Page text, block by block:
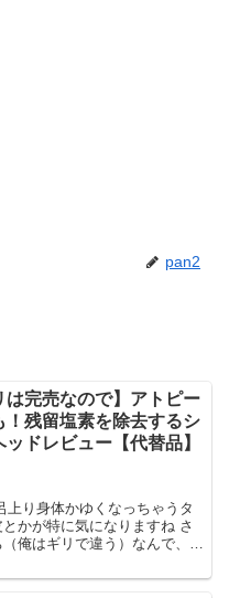
pan2
は完売なので】アトピー
！残留塩素を除去するシ
ッドレビュー【代替品】
上り身体かゆくなっちゃうタ
かが特に気になりますね さ
俺はギリで違う）なんで、保